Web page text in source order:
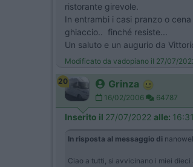
ristorante girevole.
In entrambi i casi pranzo o
ghiaccio.. finché resiste...
Un saluto e un augurio da
Modificato da vadopiano il 27/07/
20 Grinza
16/02/2006 64787
Inserito il 27/07/2022 alle:
In risposta al messaggio di
Ciao a tutti, si avvicinano i miei